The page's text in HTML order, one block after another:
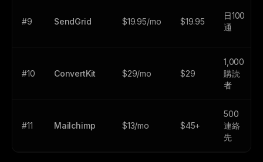
#9 SendGrid $19.95/mo $19.95
日100
通
#10 ConvertKit $29/mo $29
1,000
購読
者
#11 Mailchimp $13/mo $45+
500
連絡
先